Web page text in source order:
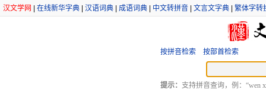
汉文学网 在线新华字典 汉语词典 成语词典 中文转拼音 文言文字典 繁体字转
按拼音检索 按部首检索
提示： 支持拼音查询，例：“wen